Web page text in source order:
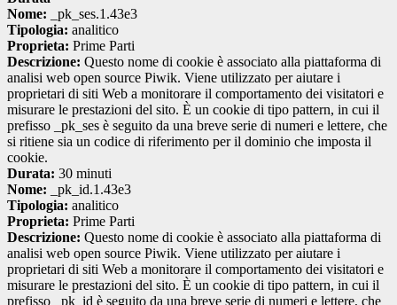
Nome: _pk_ses.1.43e3
Tipologia: analitico
Proprieta: Prime Parti
Descrizione: Questo nome di cookie è associato alla piattaforma di
analisi web open source Piwik. Viene utilizzato per aiutare i
proprietari di siti Web a monitorare il comportamento dei visitatori e
misurare le prestazioni del sito. È un cookie di tipo pattern, in cui il
prefisso _pk_ses è seguito da una breve serie di numeri e lettere, che
si ritiene sia un codice di riferimento per il dominio che imposta il
cookie.
Durata: 30 minuti
Nome: _pk_id.1.43e3
Tipologia: analitico
Proprieta: Prime Parti
Descrizione: Questo nome di cookie è associato alla piattaforma di
analisi web open source Piwik. Viene utilizzato per aiutare i
proprietari di siti Web a monitorare il comportamento dei visitatori e
misurare le prestazioni del sito. È un cookie di tipo pattern, in cui il
prefisso _pk_id è seguito da una breve serie di numeri e lettere, che